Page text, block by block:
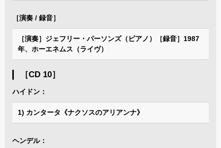
［演奏 / 録音］
［演奏］ジェフリー・パーソンズ（ピアノ）［録音］1987
年、ホーエネムス（ライヴ）
［CD 10］
ハイドン：
1) カンタータ《ナクソスのアリアンナ》
ヘンデル：